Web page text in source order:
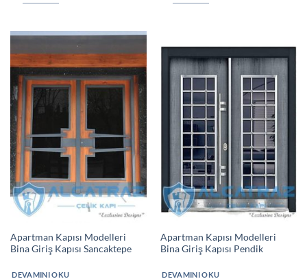
Apartman Kapısı Modelleri
Bina Giriş Kapısı Sancaktepe
DEVAMINI OKU
Apartman Kapısı Modelleri
Bina Giriş Kapısı Pendik
DEVAMINI OKU